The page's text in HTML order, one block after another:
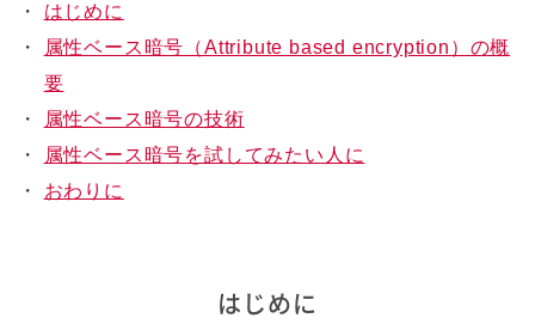
・
はじめに
・
属性ベース暗号（Attribute based encryption）の概
要
・
属性ベース暗号の技術
・
属性ベース暗号を試してみたい人に
・
おわりに
はじめに